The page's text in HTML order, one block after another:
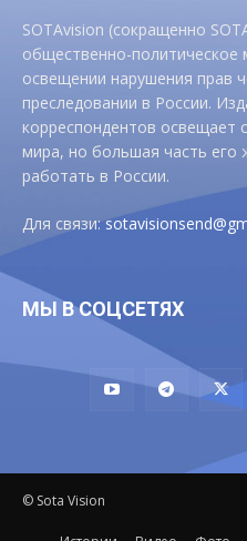
SOTAvision (сокращенно
общественно-политическое
освещении нарушения прав
преследовании в России.
корреспондентов освещает
мира, но большая часть
работать в России.
Для связи:
МЫ В СОЦСЕТЯХ
© Sota Vision